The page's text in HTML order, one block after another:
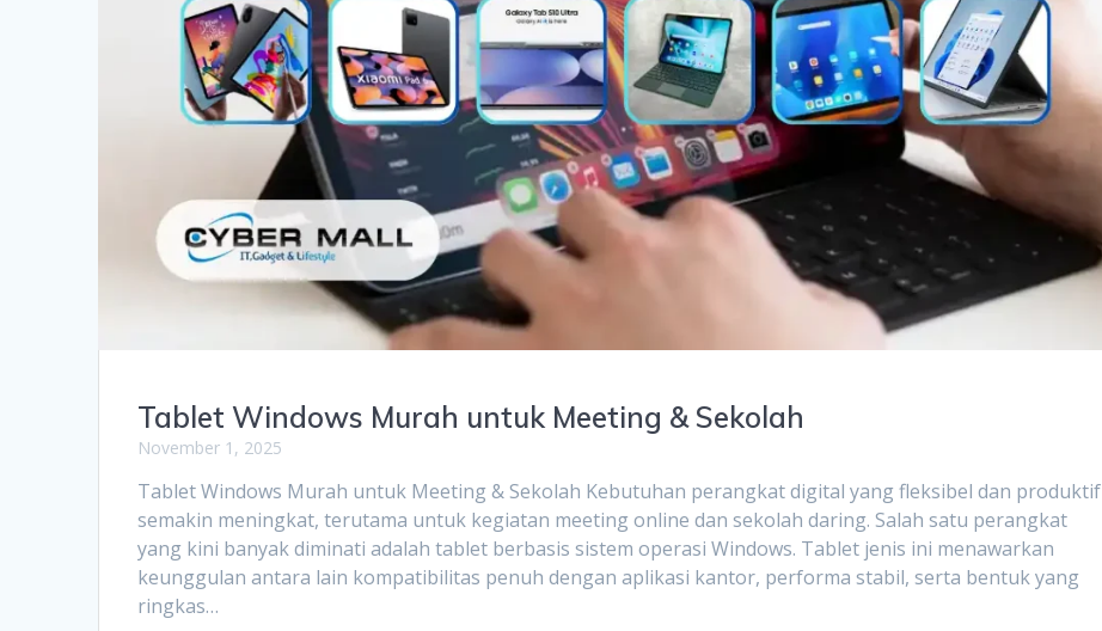
Tablet Windows Murah untuk Meeting & Sekolah
November 1, 2025
Tablet Windows Murah untuk Meeting & Sekolah Kebutuhan perangkat digital yang fleksibel dan produktif
semakin meningkat, terutama untuk kegiatan meeting online dan sekolah daring. Salah satu perangkat
yang kini banyak diminati adalah tablet berbasis sistem operasi Windows. Tablet jenis ini menawarkan
keunggulan antara lain kompatibilitas penuh dengan aplikasi kantor, performa stabil, serta bentuk yang
ringkas…